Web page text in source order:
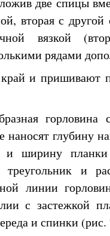
втораяс другой
вязкой
рядами
и пришивают
горловина
наносят глубину
и ширину
и
линии
с застежкой
и спинки (рис.